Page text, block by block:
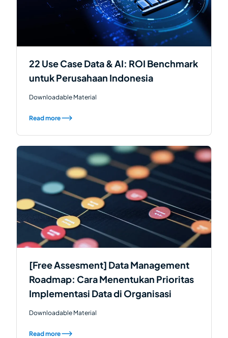
22 Use Case Data & AI: ROI Benchmark
untuk Perusahaan Indonesia
Downloadable Material
Read more
[Free Assesment] Data Management
Roadmap: Cara Menentukan Prioritas
Implementasi Data di Organisasi
Downloadable Material
Read more